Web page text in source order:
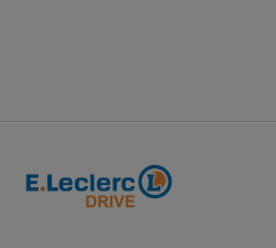
Cafetière à expressos